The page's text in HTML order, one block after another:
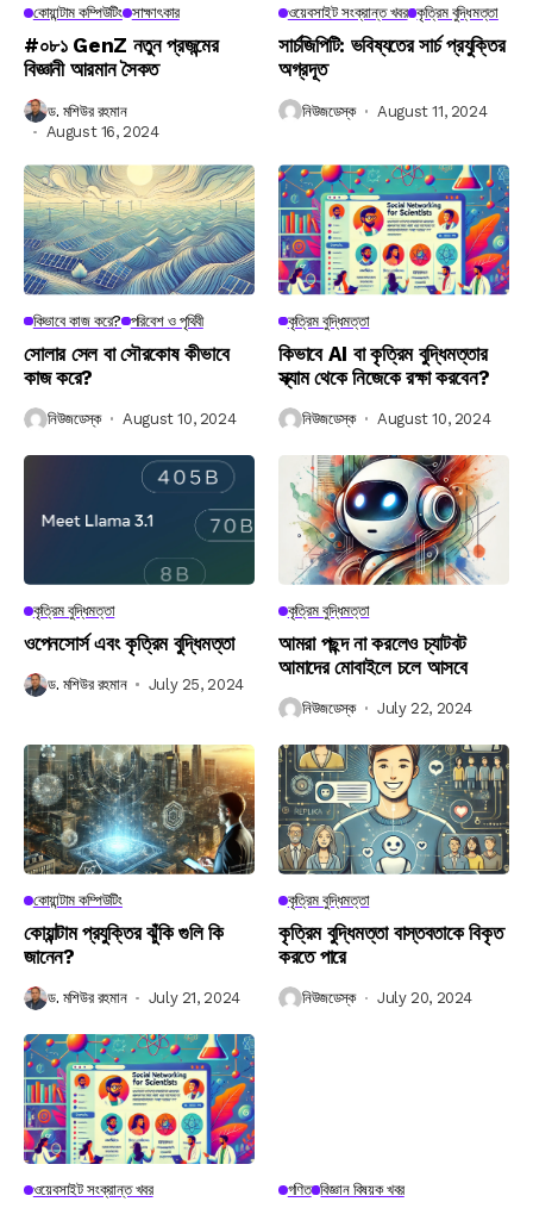
কোয়ান্টাম কম্পিউটিং সাক্ষাৎকার
#০৮১ GenZ নতুন প্রজন্মের
বিজ্ঞানী আরমান সৈকত
ড. মশিউর রহমান
August 16, 2024
ওয়েবসাইট সংক্রান্ত খবর কৃত্রিম বুদ্ধিমত্তা
সার্চজিপিটি: ভবিষ্যতের সার্চ প্রযুক্তির
অগ্রদূত
নিউজডেস্ক August 11, 2024
কিভাবে কাজ করে? পরিবেশ ও পৃথিবী
সোলার সেল বা সৌরকোষ কীভাবে
কাজ করে?
নিউজডেস্ক August 10, 2024
কৃত্রিম বুদ্ধিমত্তা
কিভাবে AI বা কৃত্রিম বুদ্ধিমত্তার
স্ক্যাম থেকে নিজেকে রক্ষা করবেন?
নিউজডেস্ক August 10, 2024
কৃত্রিম বুদ্ধিমত্তা
ওপেনসোর্স এবং কৃত্রিম বুদ্ধিমত্তা
ড. মশিউর রহমান July 25, 2024
কৃত্রিম বুদ্ধিমত্তা
আমরা পছন্দ না করলেও চ্যাটবট
আমাদের মোবাইলে চলে আসবে
নিউজডেস্ক July 22, 2024
কোয়ান্টাম কম্পিউটিং
কোয়ান্টাম প্রযুক্তির ঝুঁকি গুলি কি
জানেন?
ড. মশিউর রহমান July 21, 2024
কৃত্রিম বুদ্ধিমত্তা
কৃত্রিম বুদ্ধিমত্তা বাস্তবতাকে বিকৃত
করতে পারে
নিউজডেস্ক July 20, 2024
ওয়েবসাইট সংক্রান্ত খবর গণিত বিজ্ঞান বিষয়ক খবর